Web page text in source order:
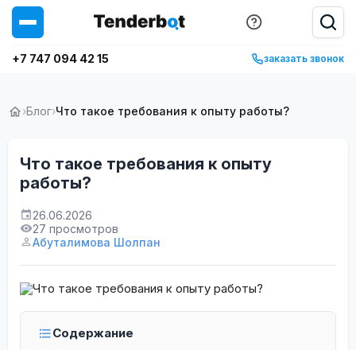
+7 747 094 42 15 заказать звонок
›Блог›Что такое требования к опыту работы?
Что такое требования к опыту
работы?
26.06.2026
27 просмотров
Абуталимова Шолпан
Содержание